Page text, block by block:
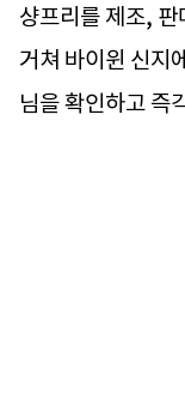
샹프리를 제조,
거쳐 바이윈 신지
님을 확인하고 즉